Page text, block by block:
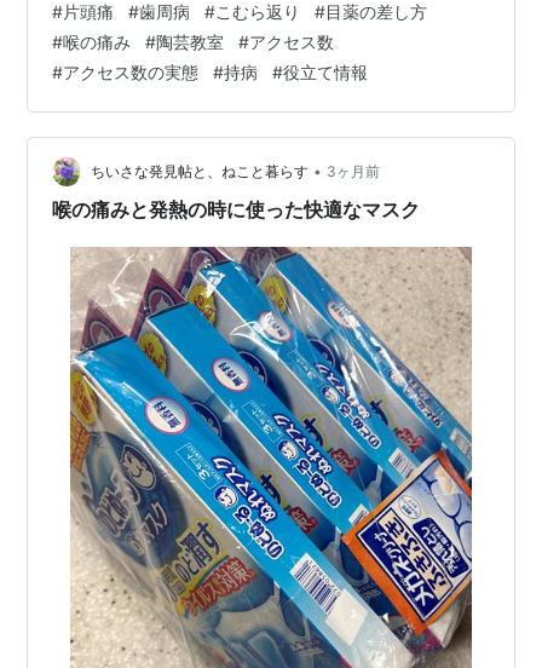
く読まれてる人気シリーズです。たいへん役に立つ記事
です。 『持病の「片頭痛」を完治／悩み解決、医者いら
ず（体験談その１)』 ■ 持病の「片頭痛」を完治／悩み
解決、医者いらず（体験談その１) 長年悩んできた持病を
完治させた体験談を旧Gooブログで５回ほどにわたって
連載したことがあり…ame…
#片頭痛 #歯周病 #こむら返り #目薬の差し方
#喉の痛み #陶芸教室 #アクセス数
#アクセス数の実態 #持病 #役立て情報
ちいさな発見帖と、ねこと暮らす • 3ヶ月前
喉の痛みと発熱の時に使った快適なマスク